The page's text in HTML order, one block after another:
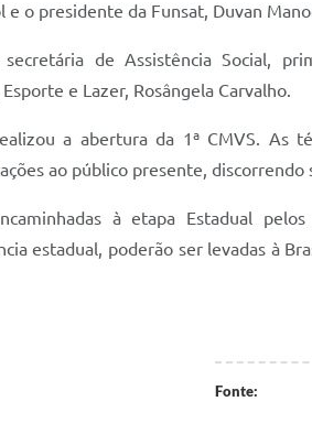
o presidente da Funsat, Duvan
de Assistência Social,
e Lazer, Rosângela Carvalho.
a abertura da 1ª CMVS. As
ao público presente, discorrendo
à etapa Estadual
estadual, poderão ser levadas à
Fonte: